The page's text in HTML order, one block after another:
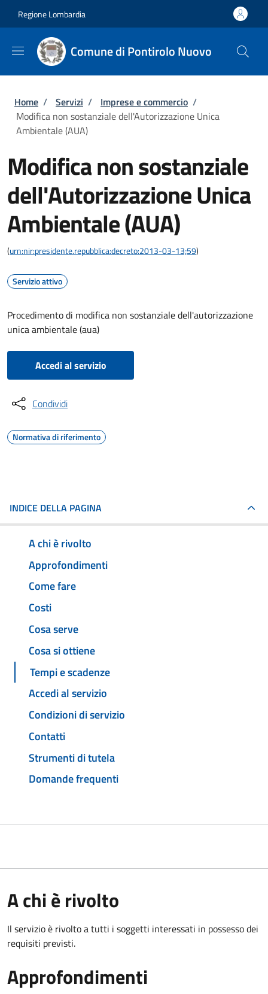
Regione Lombardia
Comune di Pontirolo Nuovo
Briciole di pane
Home / Servizi / Imprese e commercio /
Modifica non sostanziale dell'Autorizzazione Unica
Ambientale (AUA)
Modifica non sostanziale
dell'Autorizzazione Unica
Ambientale (AUA)
(urn:nir:presidente.repubblica:decreto:2013-03-13;59)
Servizio attivo
Procedimento di modifica non sostanziale dell'autorizzazione
unica ambientale (aua)
Accedi al servizio
Condividi
Normativa di riferimento
INDICE DELLA PAGINA
A chi è rivolto
Approfondimenti
Come fare
Costi
Cosa serve
Cosa si ottiene
Tempi e scadenze
Accedi al servizio
Condizioni di servizio
Contatti
Strumenti di tutela
Domande frequenti
A chi è rivolto
Il servizio è rivolto a tutti i soggetti interessati in possesso dei
requisiti previsti.
Approfondimenti